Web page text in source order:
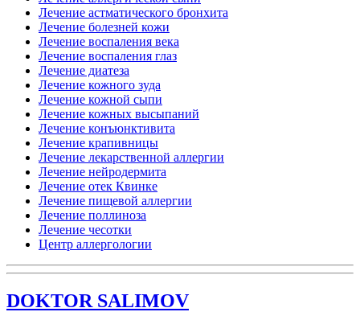
Лечение астматического бронхита
Лечение болезней кожи
Лечение воспаления века
Лечение воспаления глаз
Лечение диатеза
Лечение кожного зуда
Лечение кожной сыпи
Лечение кожных высыпаний
Лечение конъюнктивита
Лечение крапивницы
Лечение лекарственной аллергии
Лечение нейродермита
Лечение отек Квинке
Лечение пищевой аллергии
Лечение поллиноза
Лечение чесотки
Центр аллергологии
DOKTOR SALIMOV